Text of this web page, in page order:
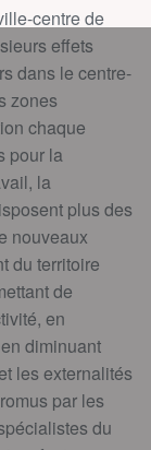
centre de
effets
dans le centre-
zones
chaque
pour la
la
plus des
nouveaux
du territoire
de
en
diminuant
les externalités
par les
du